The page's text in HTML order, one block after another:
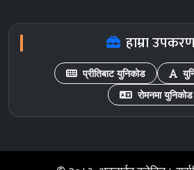
हाम्रा
प्रीतिबाट युनिकोड
रोमनमा युनिकोड